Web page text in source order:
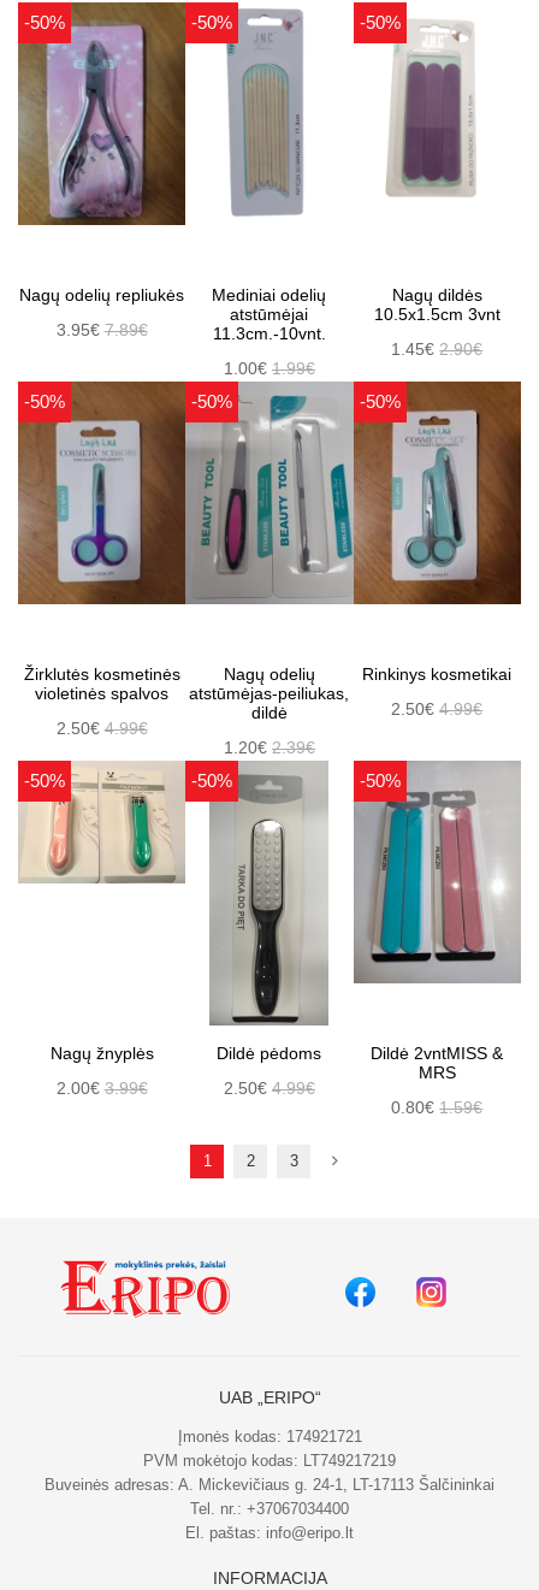
-50%
Nagų odelių repliukės
3.95€7.89€
-50%
Mediniai odelių
atstūmėjai
11.3cm.-10vnt.
1.00€ 1.99€
-50%
Nagų dildės
10.5x1.5cm 3vnt
1.45€2.90€
-50%
Žirklutės kosmetinės
violetinės spalvos
2.50€4.99€
-50%
Nagų odelių
atstūmėjas-peiliukas,
dildė
1.20€ 2.39€
-50%
Rinkinys kosmetikai
2.50€4.99€
-50%
Nagų žnyplės
2.00€3.99€
-50%
Dildė pėdoms
2.50€ 4.99€
-50%
Dildė 2vntMISS &
MRS
0.80€1.59€
1 2 3
UAB „ERIPO“
Įmonės kodas: 174921721
PVM mokėtojo kodas: LT749217219
Buveinės adresas: A. Mickevičiaus g. 24-1, LT-17113 Šalčininkai
Tel. nr.: +37067034400
El. paštas: info@eripo.lt
INFORMACIJA